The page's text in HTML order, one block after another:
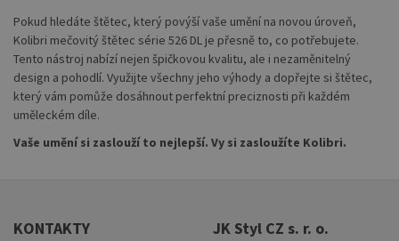
Pokud hledáte štětec, který povýší vaše umění na novou úroveň,
Kolibri mečovitý štětec série 526 DL je přesně to, co potřebujete.
Tento nástroj nabízí nejen špičkovou kvalitu, ale i nezaměnitelný
design a pohodlí. Využijte všechny jeho výhody a dopřejte si štětec,
který vám pomůže dosáhnout perfektní preciznosti při každém
uměleckém díle.
Vaše umění si zaslouží to nejlepší. Vy si zasloužíte Kolibri.
KONTAKTY JK Styl CZ s. r. o.